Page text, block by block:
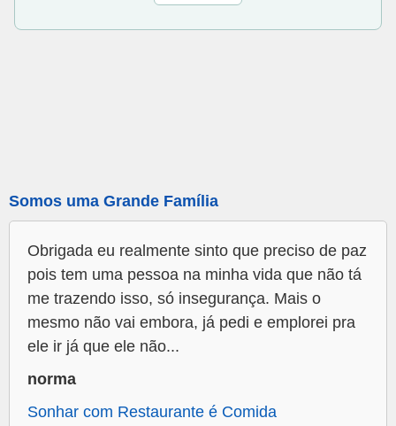
Somos uma Grande Família
Obrigada eu realmente sinto que preciso de paz
pois tem uma pessoa na minha vida que não tá
me trazendo isso, só insegurança. Mais o
mesmo não vai embora, já pedi e emplorei pra
ele ir já que ele não...
norma
Sonhar com Restaurante é Comida